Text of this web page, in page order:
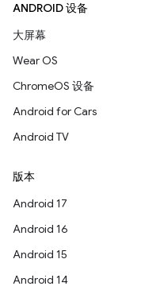
ANDROID 设备
大屏幕
Wear OS
ChromeOS 设备
Android for Cars
Android TV
版本
Android 17
Android 16
Android 15
Android 14